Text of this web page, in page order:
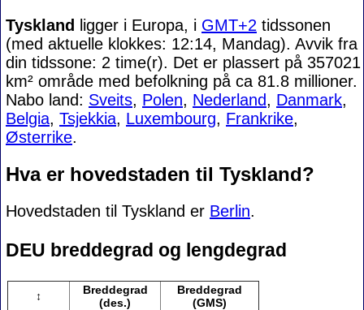
Tyskland ligger i Europa, i GMT+2 tidssonen
(med aktuelle klokkes: 12:14, Mandag). Avvik fra
din tidssone: 2 time(r). Det er plassert på 357021
km² område med befolkning på ca 81.8 millioner.
Nabo land: Sveits, Polen, Nederland, Danmark,
Belgia, Tsjekkia, Luxembourg, Frankrike,
Østerrike.
Hva er hovedstaden til Tyskland?
Hovedstaden til Tyskland er Berlin.
DEU breddegrad og lengdegrad
↕
Breddegrad
(des.)
Breddegrad
(GMS)